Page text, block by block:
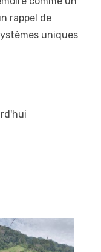
rappel de
uniques